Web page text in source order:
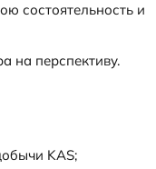
состоятельность и
на перспективу.
KAS;